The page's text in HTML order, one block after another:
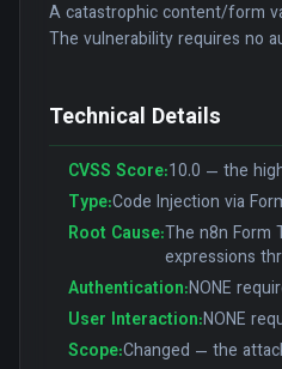
A catastrophic content/form
The vulnerability requires no
Technical Details
CVSS Score:10.0 — the
Type:Code Injection via
Root Cause:The n8n Form
expressions
Authentication:NONE
User Interaction:NONE
Scope:Changed — the